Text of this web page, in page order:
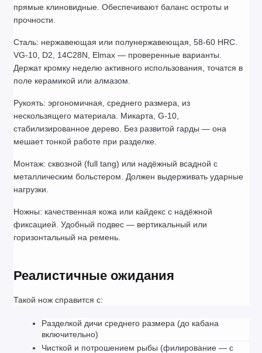
прямые клиновидные. Обеспечивают баланс остроты и
прочности.
Сталь: нержавеющая или полунержавеющая, 58-60 HRC.
VG-10, D2, 14C28N, Elmax — проверенные варианты.
Держат кромку неделю активного использования, точатся в
поле керамикой или алмазом.
Рукоять: эргономичная, среднего размера, из
нескользящего материала. Микарта, G-10,
стабилизированное дерево. Без развитой гарды — она
мешает тонкой работе при разделке.
Монтаж: сквозной (full tang) или надёжный всадной с
металлическим больстером. Должен выдерживать ударные
нагрузки.
Ножны: качественная кожа или кайдекс с надёжной
фиксацией. Удобный подвес — вертикальный или
горизонтальный на ремень.
Реалистичные ожидания
Такой нож справится с:
Разделкой дичи среднего размера (до кабана
включительно)
Чисткой и потрошением рыбы (филирование — с